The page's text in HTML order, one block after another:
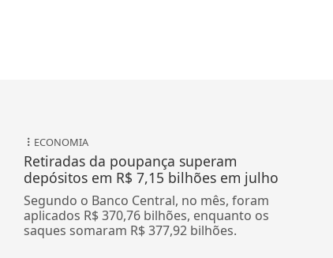
ECONOMIA
Retiradas da poupança superam
depósitos em R$ 7,15 bilhões em julho
Segundo o Banco Central, no mês, foram
aplicados R$ 370,76 bilhões, enquanto os
saques somaram R$ 377,92 bilhões.